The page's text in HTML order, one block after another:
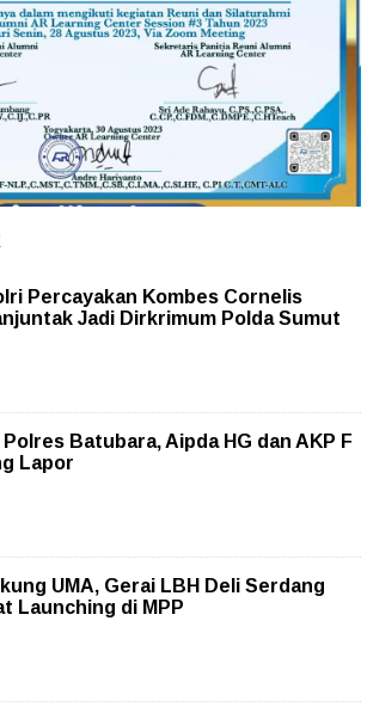
Percayakan Kombes Cornelis
Jadi Dirkrimum Polda Sumut
Batubara, Aipda HG dan AKP F
Lapor
UMA, Gerai LBH Deli Serdang
Launching di MPP